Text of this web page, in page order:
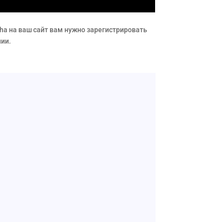
на ваш сайт вам нужно зарегистрировать